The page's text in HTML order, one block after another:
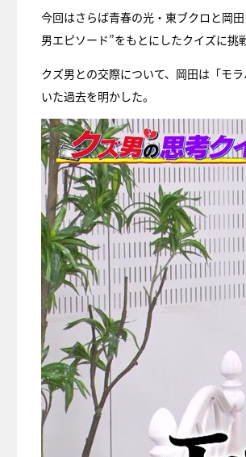
今回はさらば青春の光・東ブクロと岡
男エピソード”をもとにしたクイズに挑
クズ男との交際について、岡田は「モ
いた過去を明かした。